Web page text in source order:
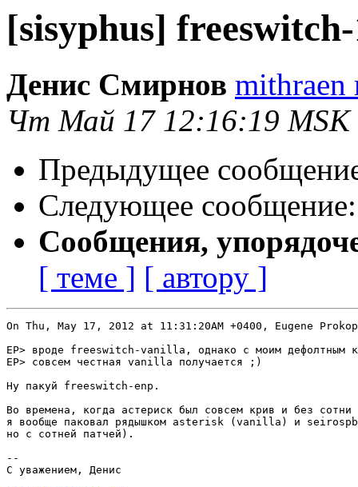
[sisyphus]
Денис Смирнов mithraen
Чт Май 17 12:16:19 MSK
Предыдущее
Следующее
Сообщения,
[ теме ] [ автору ]
On Thu, May 17, 2012 at 11:31:20AM +0400, Eugene
EP> вроде freeswitch-vanilla, однако с моим дефолтным
EP> совсем честная vanilla получается ;)
Ну пакуй freeswitch-enp.
Во времена, когда астериск был совсем крив и без сотни
я вообще паковал рядышком asterisk (vanilla) и
но с сотней патчей).
--
С уважением, Денис